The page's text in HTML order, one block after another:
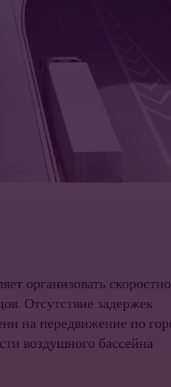
организовать
Отсутствие задержек
на передвижение по
воздушного бассейна